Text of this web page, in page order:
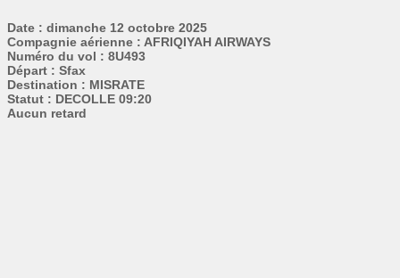
Date : dimanche 12 octobre 2025
Compagnie aérienne : AFRIQIYAH AIRWAYS
Numéro du vol : 8U493
Départ : Sfax
Destination : MISRATE
Statut : DECOLLE 09:20
Aucun retard